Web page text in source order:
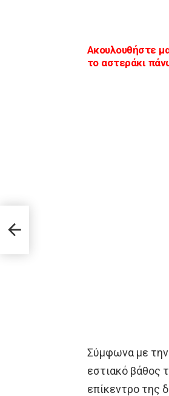
Ακουλουθήστε
το αστεράκι
Σύμφωνα με την
εστιακό βάθος
επίκεντρο της